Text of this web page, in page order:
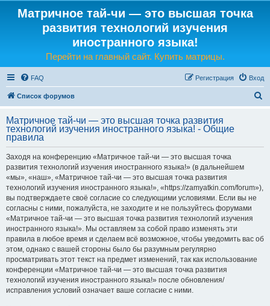
Матричное тай-чи — это высшая точка
развития технологий изучения
иностранного языка!
Перейти на главный сайт. Купить матрицы.
FAQ Вход
Регистрация
Список форумов
Матричное тай-чи — это высшая точка развития
технологий изучения иностранного языка! - Общие
правила
Заходя на конференцию «Матричное тай-чи — это высшая точка
развития технологий изучения иностранного языка!» (в дальнейшем
«мы», «наш», «Матричное тай-чи — это высшая точка развития
технологий изучения иностранного языка!», «https://zamyatkin.com/forum»),
вы подтверждаете своё согласие со следующими условиями. Если вы не
согласны с ними, пожалуйста, не заходите и не пользуйтесь форумами
«Матричное тай-чи — это высшая точка развития технологий изучения
иностранного языка!». Мы оставляем за собой право изменять эти
правила в любое время и сделаем всё возможное, чтобы уведомить вас об
этом, однако с вашей стороны было бы разумным регулярно
просматривать этот текст на предмет изменений, так как использование
конференции «Матричное тай-чи — это высшая точка развития
технологий изучения иностранного языка!» после обновления/
исправления условий означает ваше согласие с ними.